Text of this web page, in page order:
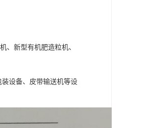
、新型有机肥造粒机、
设备、皮带输送机等设